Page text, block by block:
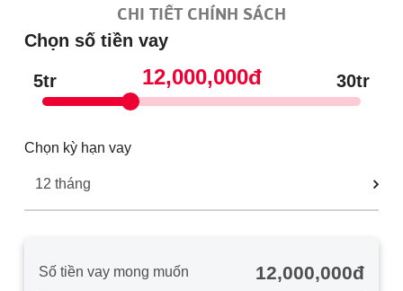
CHI TIẾT CHÍNH SÁCH
Chọn số tiền vay
12,000,000đ
5tr 30tr
Chọn kỳ hạn vay
Số tiền vay mong muốn 12,000,000đ